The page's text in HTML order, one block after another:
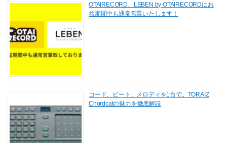
OTAIRECORD、LEBEN by OTAIRECORDはお
盆期間中も通常営業いたします！
コード、ビート、メロディを1台で。TORAIZ
Chordcatの魅力を徹底解説